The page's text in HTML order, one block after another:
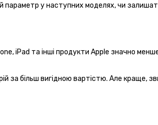
у наступних моделях, чи
iPad та інші продукти Apple значно
за більш вигідною вартістю. Але краще,